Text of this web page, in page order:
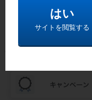
ページ
はい
サイトを閲覧する